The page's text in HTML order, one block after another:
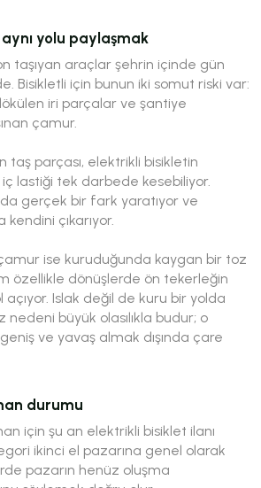
yolu paylaşmak
taşıyan araçlar şehrin içinde gün
Bisikletli için bunun iki somut riski var:
iri parçalar ve şantiye
çamur.
taş parçası, elektrikli bisikletin
iç lastiği tek darbede kesebiliyor.
gerçek bir fark yaratıyor ve
çıkarıyor.
çamur ise kuruduğunda kaygan bir toz
özellikle dönüşlerde ön tekerleğin
açıyor. Islak değil de kuru bir yolda
nedeni büyük olasılıkla budur; o
ve yavaş almak dışında çare
durumu
için şu an elektrikli bisiklet ilanı
ikinci el pazarına genel olarak
pazarın henüz oluşma